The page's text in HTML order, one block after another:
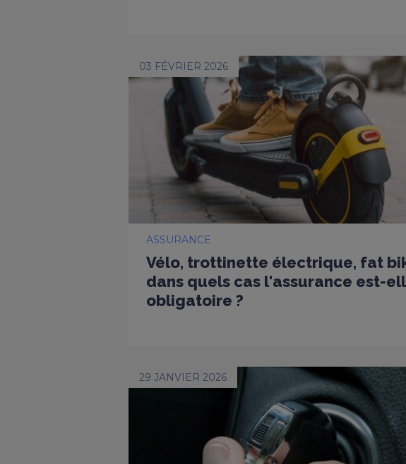
03 FÉVRIER 2026
ASSURANCE
Vélo, trottinette électrique, fat
dans quels cas l'assurance est-
obligatoire ?
29 JANVIER 2026